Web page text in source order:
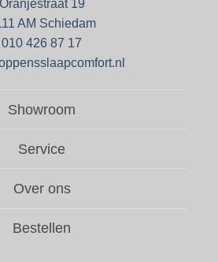
Oranjestraat 19
AM Schiedam
010 426 87 17
Showroom
Service
Over ons
Bestellen